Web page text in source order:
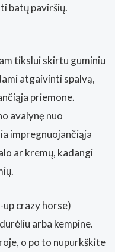
batų paviršių.
tikslui skirtu guminiu
atgaivinti spalvą,
priemone.
avalynę nuo
impregnuojančiąja
ar kremų, kadangi
crazy horse)
arba kempine.
o po to nupurkškite